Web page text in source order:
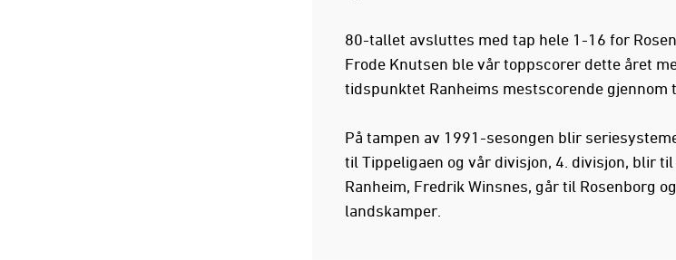
80-tallet avsluttes med tap hele 1-16 for
Frode Knutsen ble vår toppscorer dette året
tidspunktet Ranheims mestscorende gjennom
På tampen av 1991-sesongen blir
til Tippeligaen og vår divisjon, 4. divisjon, blir
Ranheim, Fredrik Winsnes, går til Rosenborg
landskamper.